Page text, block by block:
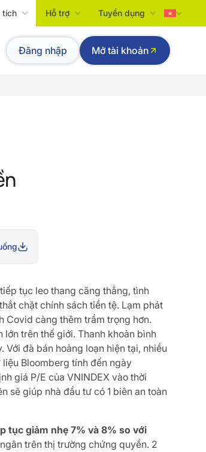
tích Hỗ trợ Tuyển dụng
Tiếng Việt
English
Đăng nhập Mở tài khoản
tục leo thang căng thẳng, tình
chặt chính sách tiền tệ. Lạm phát
Covid càng thêm trầm trọng hơn.
trên thế giới. Thanh khoản bình
đà bán hoảng loạn hiện tại, nhiều
Bloomberg tính đến ngày
giá P/E của VNINDEX vào thời
sẽ giúp nhà đầu tư có 1 biên an toàn
tục giảm nhẹ 7% và 8% so với
trên thị trường chứng quyền. 2